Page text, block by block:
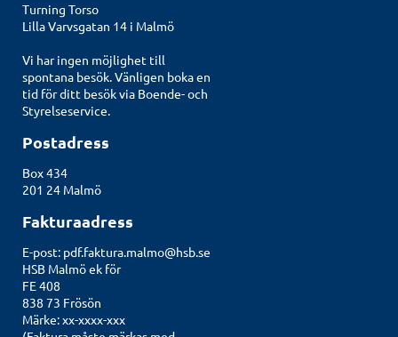
Turning Torso
Lilla Varvsgatan 14 i Malmö
Vi har ingen möjlighet till
spontana besök. Vänligen boka en
tid för ditt besök via Boende- och
Styrelseservice.
Postadress
Box 434
201 24 Malmö
Fakturaadress
E-post: pdf.faktura.malmo@hsb.se
HSB Malmö ek för
FE 408
838 73 Frösön
Märke: xx-xxxx-xxx